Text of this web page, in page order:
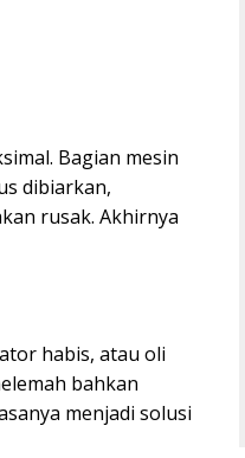
Bagian mesin
dibiarkan,
rusak. Akhirnya
habis, atau oli
bahkan
menjadi solusi